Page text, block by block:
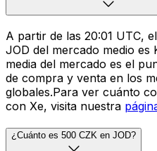
A partir de las 20:01 UTC,
JOD del mercado medio es
media del mercado es el
de compra y venta en los
globales.Para ver cuánto
con Xe, visita nuestra
¿Cuánto es 500 CZK en JOD?